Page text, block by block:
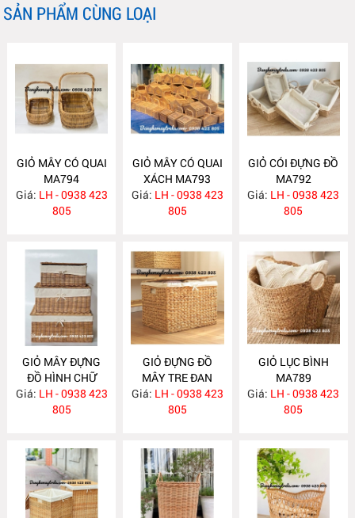
SẢN PHẨM CÙNG LOẠI
GIỎ MÂY CÓ QUAI
MA794
Giá: LH - 0938 423
805
GIỎ MÂY CÓ QUAI
XÁCH MA793
Giá: LH - 0938 423
805
GIỎ CÓI ĐỰNG ĐỒ
MA792
Giá: LH - 0938 423
805
GIỎ MÂY ĐỰNG
ĐỒ HÌNH CHỮ
NHẬT MA791
Giá: LH - 0938 423
805
GIỎ ĐỰNG ĐỒ
MÂY TRE ĐAN
MA790
Giá: LH - 0938 423
805
GIỎ LỤC BÌNH
MA789
Giá: LH - 0938 423
805